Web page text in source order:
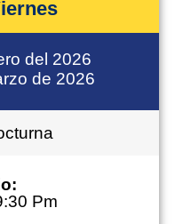
del 2026
de 2026
Pm